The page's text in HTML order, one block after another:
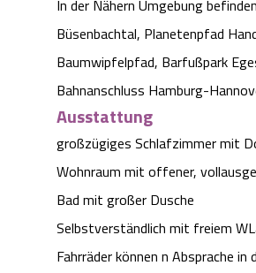
In der Nähern Umgebung
Büsenbachtal, Planetenpfad
Baumwipfelpfad, Barfußpark
Bahnanschluss Hamburg-
Ausstattung
großzügiges Schlafzimmer mit
Wohnraum mit offener,
Bad mit großer Dusche
Selbstverständlich mit freiem
Fahrräder können n Absprache